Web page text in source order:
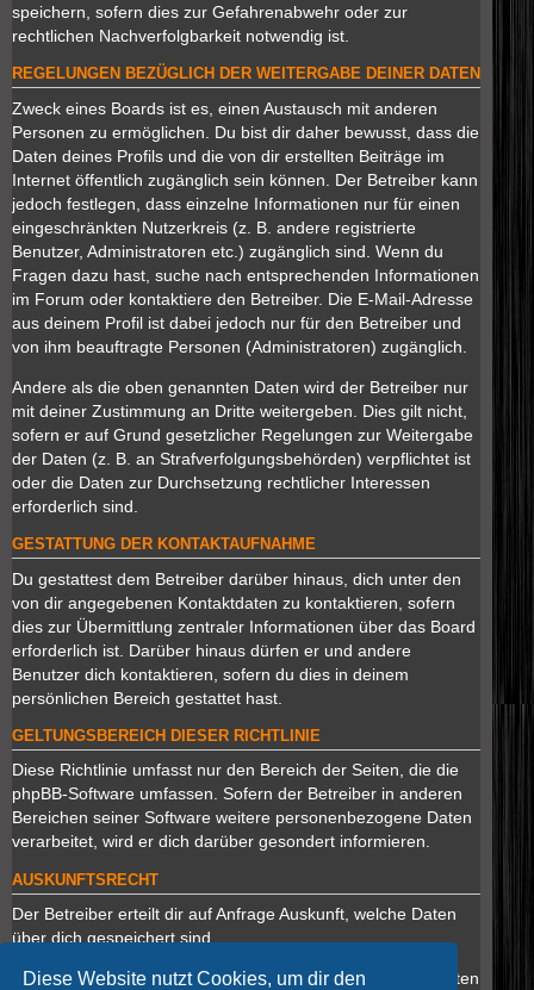
Diese Website nutzt Cookies, um dir den
speichern, sofern dies zur Gefahrenabwehr oder zur
rechtlichen Nachverfolgbarkeit notwendig ist.
REGELUNGEN BEZÜGLICH DER WEITERGABE DEINER DATEN
Zweck eines Boards ist es, einen Austausch mit anderen
Personen zu ermöglichen. Du bist dir daher bewusst, dass die
Daten deines Profils und die von dir erstellten Beiträge im
Internet öffentlich zugänglich sein können. Der Betreiber kann
jedoch festlegen, dass einzelne Informationen nur für einen
eingeschränkten Nutzerkreis (z. B. andere registrierte
Benutzer, Administratoren etc.) zugänglich sind. Wenn du
Fragen dazu hast, suche nach entsprechenden Informationen
im Forum oder kontaktiere den Betreiber. Die E-Mail-Adresse
aus deinem Profil ist dabei jedoch nur für den Betreiber und
von ihm beauftragte Personen (Administratoren) zugänglich.
Andere als die oben genannten Daten wird der Betreiber nur
mit deiner Zustimmung an Dritte weitergeben. Dies gilt nicht,
sofern er auf Grund gesetzlicher Regelungen zur Weitergabe
der Daten (z. B. an Strafverfolgungsbehörden) verpflichtet ist
oder die Daten zur Durchsetzung rechtlicher Interessen
erforderlich sind.
GESTATTUNG DER KONTAKTAUFNAHME
Du gestattest dem Betreiber darüber hinaus, dich unter den
von dir angegebenen Kontaktdaten zu kontaktieren, sofern
dies zur Übermittlung zentraler Informationen über das Board
erforderlich ist. Darüber hinaus dürfen er und andere
Benutzer dich kontaktieren, sofern du dies in deinem
persönlichen Bereich gestattet hast.
GELTUNGSBEREICH DIESER RICHTLINIE
Diese Richtlinie umfasst nur den Bereich der Seiten, die die
phpBB-Software umfassen. Sofern der Betreiber in anderen
Bereichen seiner Software weitere personenbezogene Daten
verarbeitet, wird er dich darüber gesondert informieren.
AUSKUNFTSRECHT
Der Betreiber erteilt dir auf Anfrage Auskunft, welche Daten
über dich gespeichert sind.
Du kannst jederzeit die Löschung bzw. Sperrung deiner Daten